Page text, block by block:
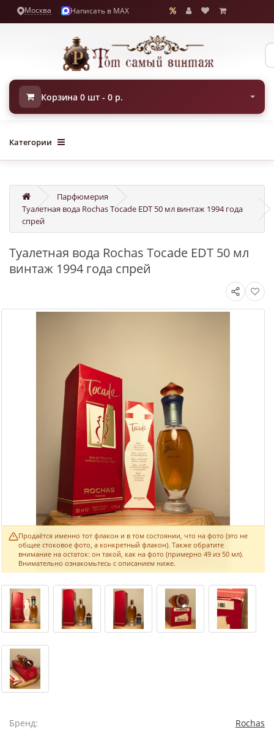
Москва Написать в MAX
Корзина 0 шт - 0 р.
Категории
Парфюмерия
Туалетная вода Rochas Tocade EDT 50 мл винтаж 1994 года
спрей
Туалетная вода Rochas Tocade EDT 50 мл
винтаж 1994 года спрей
Продаётся именно тот флакон и в том состоянии, что на фото (это не
общее стоковое фото, а конкретный флакон). Также обратите
внимание на остаток: он такой, как на фото (примерно 49 из 50 мл).
Внимательно ознакомьтесь с описанием ниже.
Бренд:
Rochas